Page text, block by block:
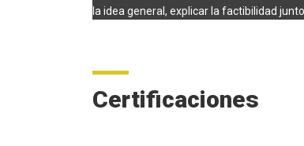
la idea general, explicar la factibilidad
Certificaciones